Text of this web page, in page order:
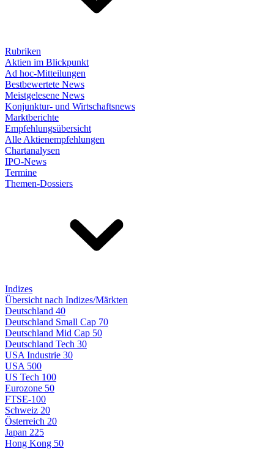
Rubriken
Aktien im Blickpunkt
Ad hoc-Mitteilungen
Bestbewertete News
Meistgelesene News
Konjunktur- und Wirtschaftsnews
Marktberichte
Empfehlungsübersicht
Alle Aktienempfehlungen
Chartanalysen
IPO-News
Termine
Themen-Dossiers
Indizes
Übersicht nach Indizes/Märkten
Deutschland 40
Deutschland Small Cap 70
Deutschland Mid Cap 50
Deutschland Tech 30
USA Industrie 30
USA 500
US Tech 100
Eurozone 50
FTSE-100
Schweiz 20
Österreich 20
Japan 225
Hong Kong 50